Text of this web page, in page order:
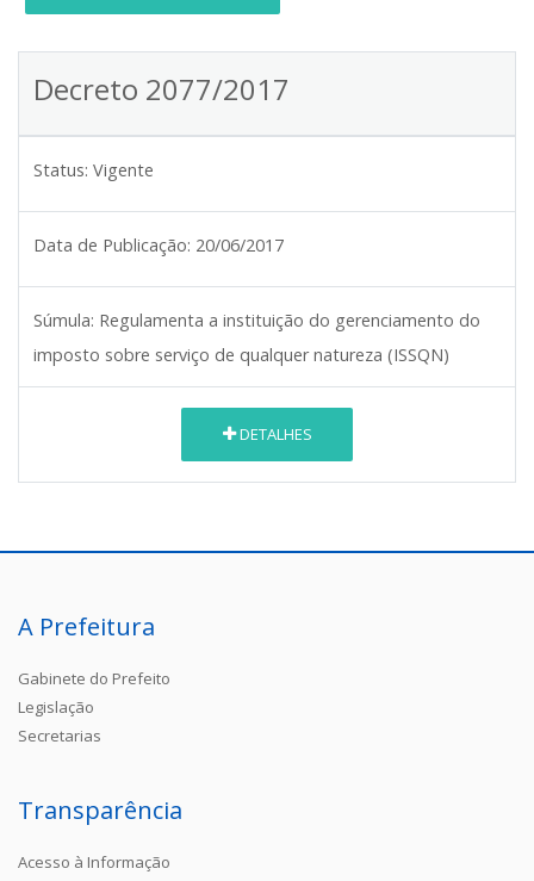
Decreto 2077/2017
Status: Vigente
Data de Publicação: 20/06/2017
Súmula: Regulamenta a instituição do gerenciamento do
imposto sobre serviço de qualquer natureza (ISSQN)
DETALHES
A Prefeitura
Gabinete do Prefeito
Legislação
Secretarias
Transparência
Acesso à Informação